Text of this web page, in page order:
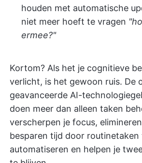
houden met automatische
niet meer hoeft te vragen
ermee?"
Kortom? Als het je cognitieve
verlicht, is het gewoon ruis. De
geavanceerde AI-
doen meer dan alleen taken
verscherpen je focus,
besparen tijd door routinetaken
automatiseren en helpen je